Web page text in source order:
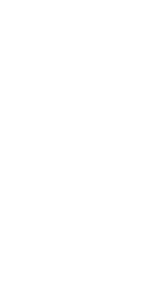
LIFE IS PINK,